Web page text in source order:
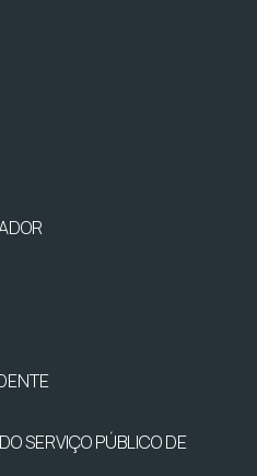
SERVIÇO PÚBLICO DE